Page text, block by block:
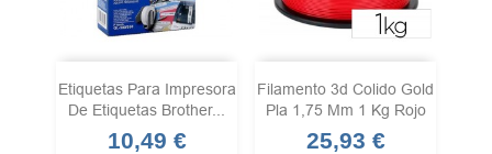
Etiquetas Para Impresora
De Etiquetas Brother...
Precio
10,49 €
Filamento 3d Colido Gold
Pla 1,75 Mm 1 Kg Rojo
Precio
25,93 €